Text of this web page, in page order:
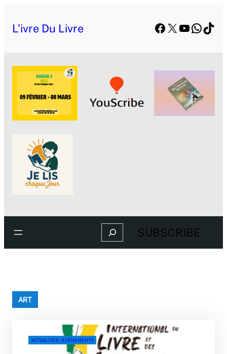
auL’ivre Du Livre Facebook
X YouTube
Search SUBSCRIBE
ART
ACTUALITÉS / EVÉNEMENTS